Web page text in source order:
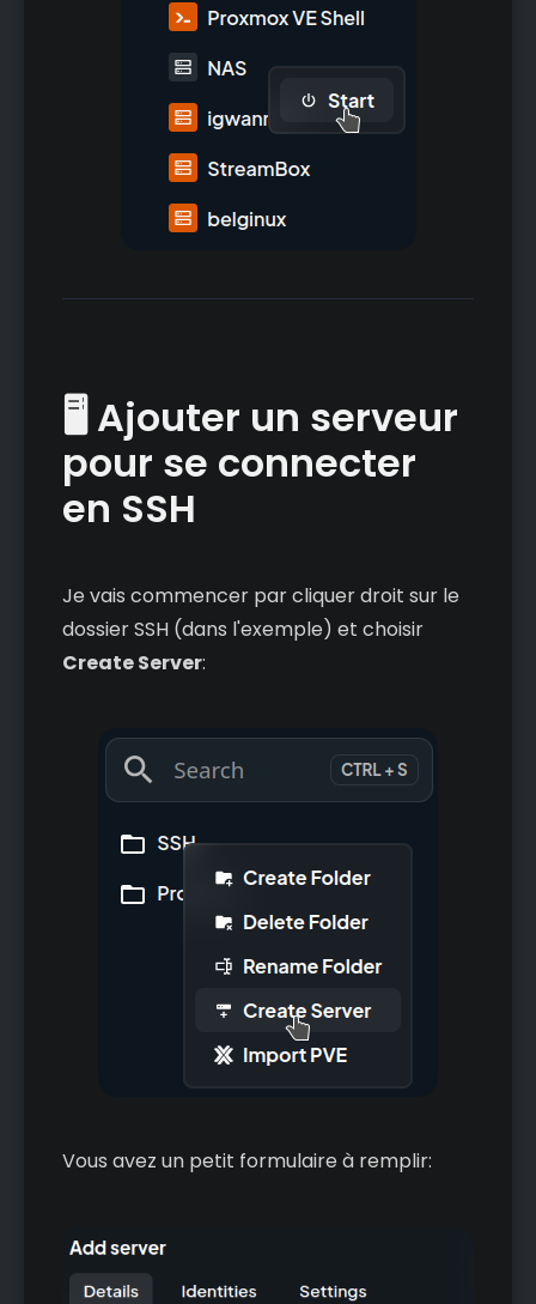
🖥️ Ajouter un serveur
pour se connecter
en SSH
Je vais commencer par cliquer droit sur le
dossier SSH (dans l'exemple) et choisir
Create Server:
Vous avez un petit formulaire à remplir: